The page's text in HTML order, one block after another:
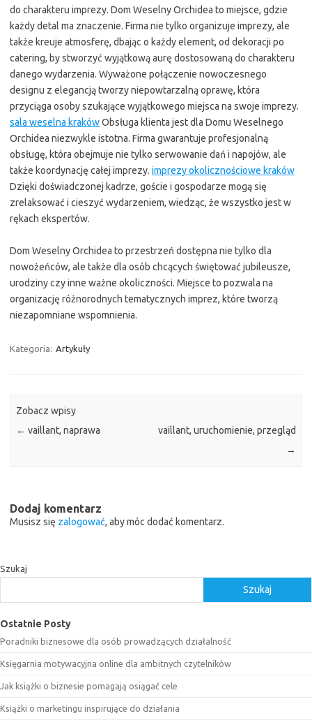
do charakteru imprezy. Dom Weselny Orchidea to miejsce, gdzie
każdy detal ma znaczenie. Firma nie tylko organizuje imprezy, ale
także kreuje atmosferę, dbając o każdy element, od dekoracji po
catering, by stworzyć wyjątkową aurę dostosowaną do charakteru
danego wydarzenia. Wyważone połączenie nowoczesnego
designu z elegancją tworzy niepowtarzalną oprawę, która
przyciąga osoby szukające wyjątkowego miejsca na swoje imprezy.
sala weselna krakówObsługa klienta jest dla Domu Weselnego
Orchidea niezwykle istotna. Firma gwarantuje profesjonalną
obsługę, która obejmuje nie tylko serwowanie dań i napojów, ale
także koordynację całej imprezy. imprezy okolicznościowe kraków
Dzięki doświadczonej kadrze, goście i gospodarze mogą się
zrelaksować i cieszyć wydarzeniem, wiedząc, że wszystko jest w
rękach ekspertów.
Dom Weselny Orchidea to przestrzeń dostępna nie tylko dla
nowożeńców, ale także dla osób chcących świętować jubileusze,
urodziny czy inne ważne okoliczności. Miejsce to pozwala na
organizację różnorodnych tematycznych imprez, które tworzą
niezapomniane wspomnienia.
Kategoria: Artykuły
Zobacz wpisy
← vaillant, naprawa
vaillant, uruchomienie, przegląd
→
Dodaj komentarz
Musisz się zalogować, aby móc dodać komentarz.
Szukaj
Szukaj
Ostatnie Posty
Poradniki biznesowe dla osób prowadzących działalność
Księgarnia motywacyjna online dla ambitnych czytelników
Jak książki o biznesie pomagają osiągać cele
Książki o marketingu inspirujące do działania